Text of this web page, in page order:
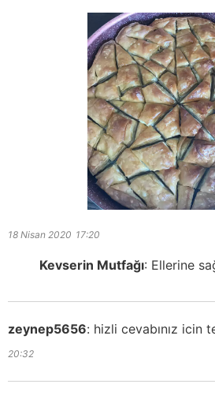
18 Nisan 2020 17:20
Kevserin Mutfağı: Ellerine
zeynep5656: hizli cevabınız icin
20:32